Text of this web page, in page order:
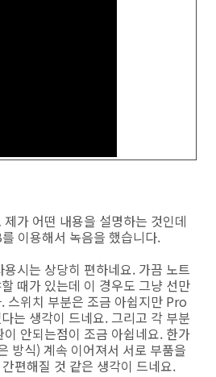
가 어떤 내용을 설명하는 것인데
이용해서 녹음을 했습니다.
시는 상당히 편하네요. 가끔 노트
때가 있는데 이 경우도 그냥 선만
스위치 부분은 조금 아쉽지만 Pro
는 생각이 드네요. 그리고 각 부분
안되는점이 조금 아쉽네요. 한가
방식) 계속 이어져서 서로 부품을
편해질 것 같은 생각이 드네요.